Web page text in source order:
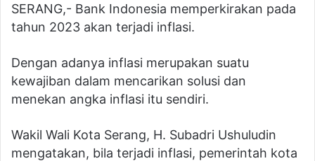
SERANG,- Bank Indonesia memperkirakan pada
tahun 2023 akan terjadi inflasi.
Dengan adanya inflasi merupakan suatu
kewajiban dalam mencarikan solusi dan
menekan angka inflasi itu sendiri.
Wakil Wali Kota Serang, H. Subadri Ushuludin
mengatakan, bila terjadi inflasi, pemerintah kota